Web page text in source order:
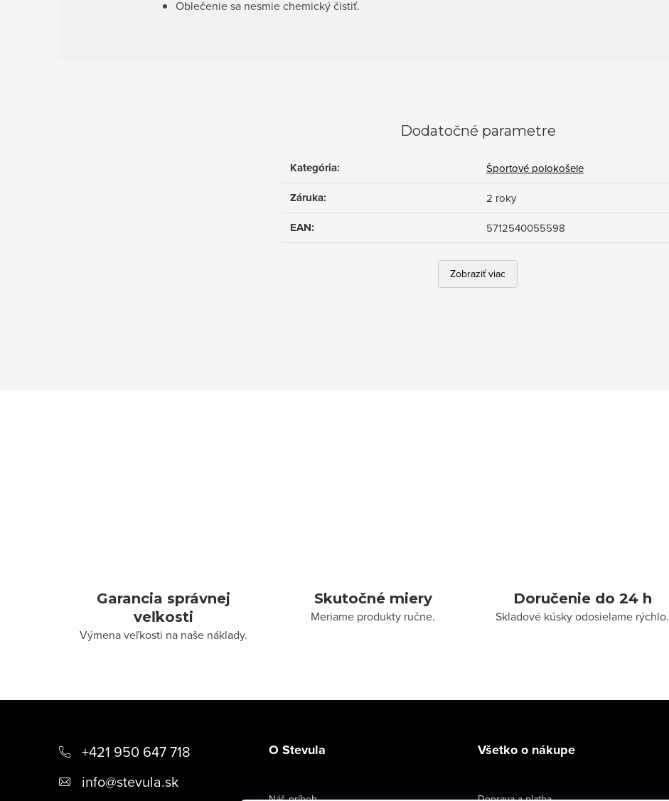
Oblečenie sa nesmie chemický čistiť.
Dodatočné parametre
Kategória: Športové polokošele
Záruka: 2 roky
EAN: 5712540055598
Zobraziť viac
Garancia správnej
veľkosti
Výmena veľkosti na naše náklady.
Skutočné miery
Meriame produkty ručne.
Doručenie do 24 h
Skladové kúsky odosielame rýchlo.
+421 950 647 718
info@stevula.sk
O Stevula Všetko o nákupe